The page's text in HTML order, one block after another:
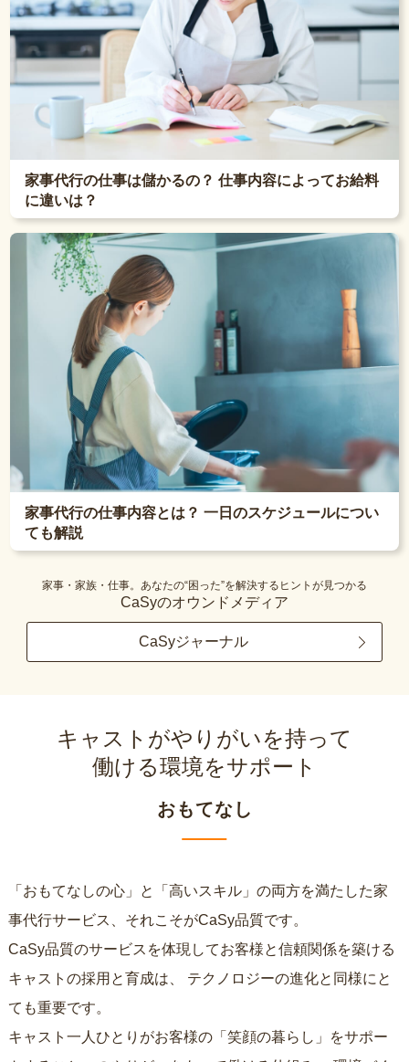
家事代行の仕事は儲かるの？ 仕事内容によってお給料
に違いは？
家事代行の仕事内容とは？ 一日のスケジュールについ
ても解説
家事・家族・仕事。あなたの“困った”を解決するヒントが見つかる
CaSyのオウンドメディア
CaSyジャーナル
キャストがやりがいを持って
働ける環境をサポート
おもてなし
「おもてなしの心」と「高いスキル」の両方を満たした家
事代行サービス、それこそがCaSy品質です。
CaSy品質のサービスを体現してお客様と信頼関係を築ける
キャストの採用と育成は、
ても重要です。
キャスト一人ひとりがお客様の「笑顔の暮らし」をサポー